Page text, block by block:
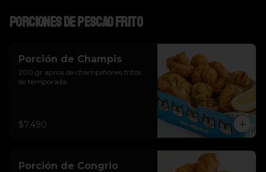
Porciones de pescao frito
Porción de Champis
200 gr aprox de champiñones fritos
de temporada.
$7.490
Porción de Congrio